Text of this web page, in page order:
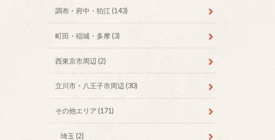
調布・府中・狛江 (143)
町田・稲城・多摩 (3)
西東京市周辺 (2)
立川市・八王子市周辺 (30)
その他エリア (171)
埼玉(2)